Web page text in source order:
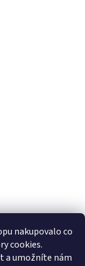
nakupovalo co
cookies.
a umožníte nám
kování Tulip
motion